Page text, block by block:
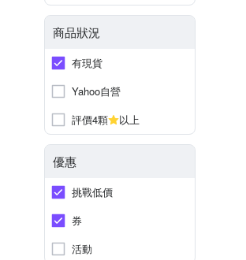
商品狀況
有現貨
Yahoo自營
評價4顆
以上
優惠
挑戰低價
券
活動